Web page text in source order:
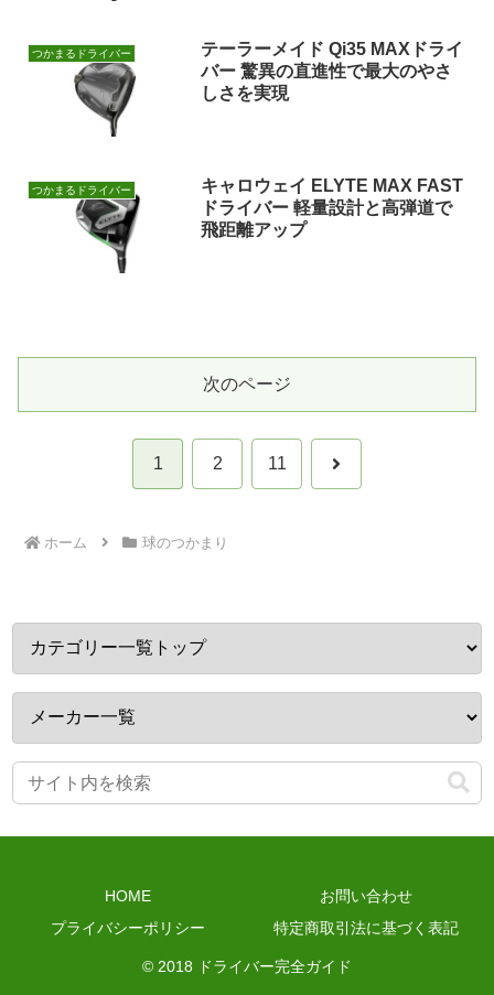
つかまるドライバー
テーラーメイド Qi35 MAXドライ
バー 驚異の直進性で最大のやさ
しさを実現
つかまるドライバー
キャロウェイ ELYTE MAX FAST
ドライバー 軽量設計と高弾道で
飛距離アップ
次のページ
1 2 11 次
ホーム 球のつかまり
HOME
お問い合わせ
プライバシーポリシー
特定商取引法に基づく表記
© 2018 ドライバー完全ガイド